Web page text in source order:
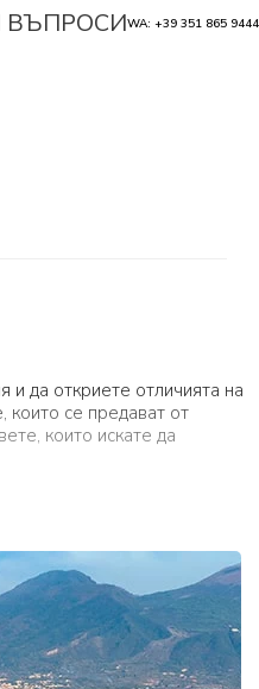
и да откриете отличията на
които се предават от
които искате да
ВЪПРОСИWA: +39 351 865 9444